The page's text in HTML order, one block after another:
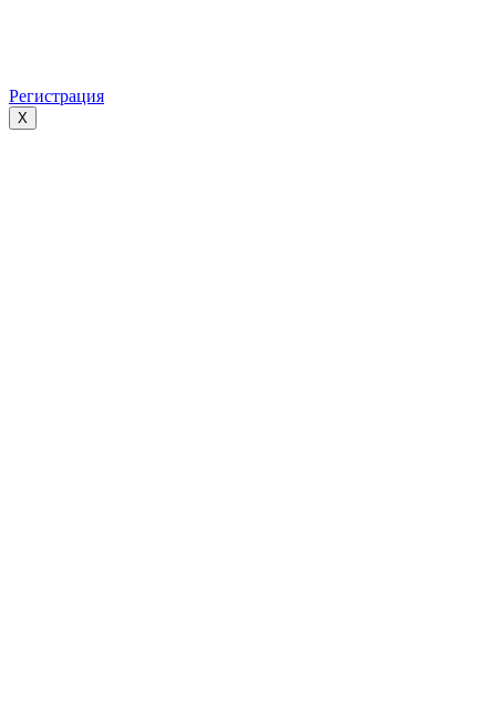
Регистрация
X